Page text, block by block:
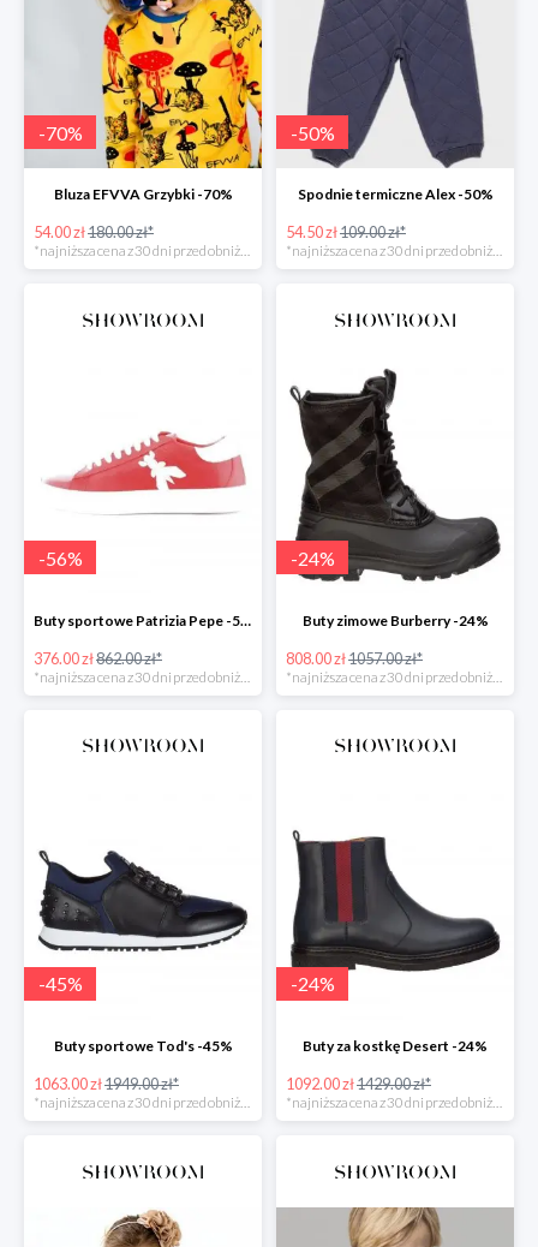
-70%
Bluza EFVVA Grzybki -70%
54.00 zł180.00 zł*
*najniższa cena z 30 dni przed obniżką
-50%
Spodnie termiczne Alex -50%
54.50 zł109.00 zł*
*najniższa cena z 30 dni przed obniżką
-56%
Buty sportowe Patrizia Pepe -56%
376.00 zł862.00 zł*
-24%
Buty zimowe Burberry -24%
808.00 zł1057.00 zł*
-45%
Buty sportowe Tod's -45%
1063.00 zł1949.00 zł*
*najniższa cena z 30 dni przed obniżką
-24%
Buty za kostkę Desert -24%
1092.00 zł1429.00 zł*
*najniższa cena z 30 dni przed obniżką